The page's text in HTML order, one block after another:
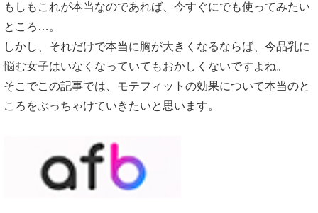
ではモテフィットはどんなことができる
業界初のフィット構造
モテフィットと他の育乳ブラの違い
モテフィットの最安値はどこの店舗？
もしもこれが本当なのであれば、今すぐにでも使ってみたい
ところ…。
しかし、それだけで本当に胸が大きくなるならば、今品乳に
悩む女子はいなくなっていてもおかしくないですよね。
そこでこの記事では、モテフィットの効果について本当のと
ころをぶっちゃけていきたいと思います。